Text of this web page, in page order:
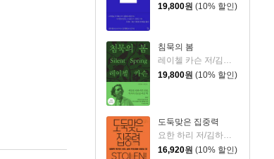
19,800원 (10% 할인)
침묵의 봄
레이첼 카슨 저/김은령 역/홍욱희 감수
19,800원 (10% 할인)
도둑맞은 집중력
요한 하리 저/김하현 역
16,920원 (10% 할인)